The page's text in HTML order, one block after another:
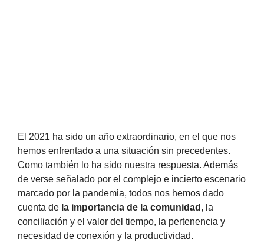
El 2021 ha sido un año extraordinario, en el que nos
hemos enfrentado a una situación sin precedentes.
Como también lo ha sido nuestra respuesta. Además
de verse señalado por el complejo e incierto escenario
marcado por la pandemia, todos nos hemos dado
cuenta de la importancia de la comunidad , la
conciliación y el valor del tiempo, la pertenencia y
necesidad de conexión y la productividad.